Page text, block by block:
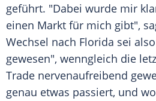
geführt. "Dabei wurde mir
einen Markt für mich gibt",
Wechsel nach Florida sei
gewesen", wenngleich die
Trade nervenaufreibend
genau etwas passiert, und